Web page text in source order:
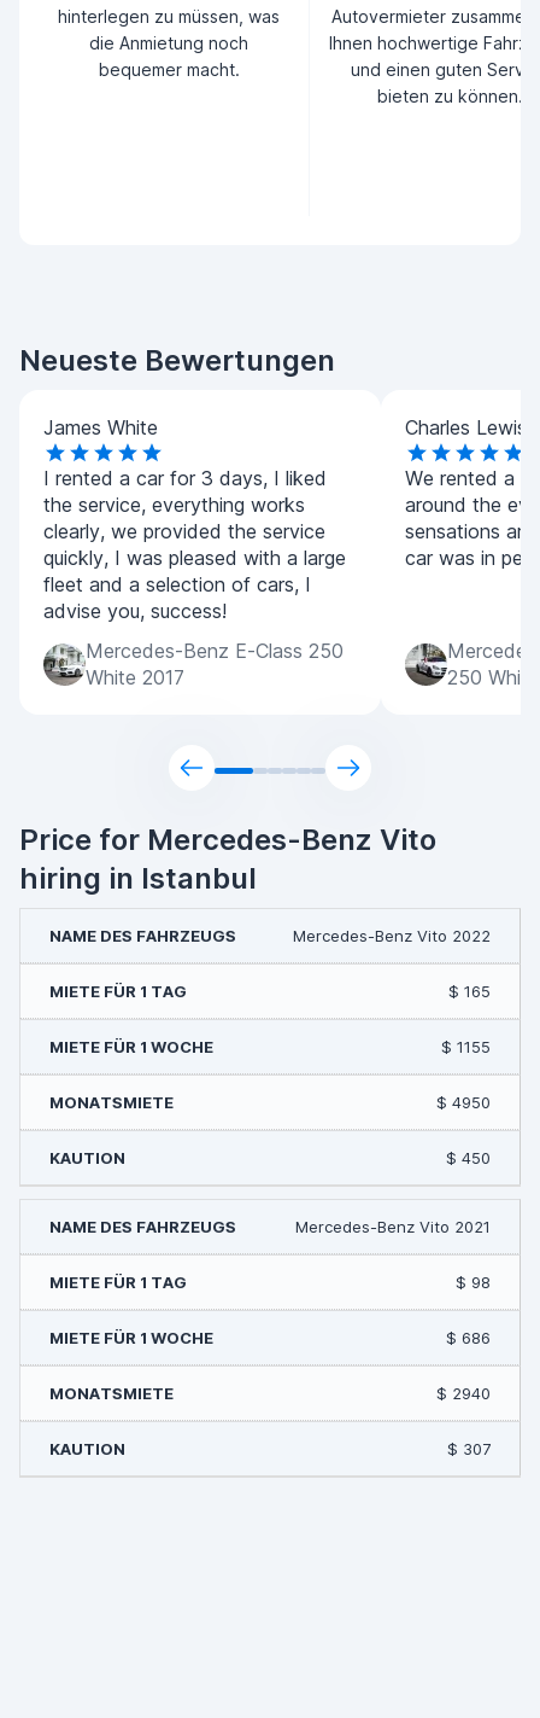
hinterlegen zu müssen, was
die Anmietung noch
bequemer macht.
Autovermieter
Ihnen hochwertige
und einen guten
bieten zu können.
Neueste Bewertungen
James White
I rented a car for 3 days, I liked
the service, everything works
clearly, we provided the service
quickly, I was pleased with a large
fleet and a selection of cars, I
advise you, success!
Mercedes-Benz E-Class 250
White 2017
Charles Lewis
We rented a
around the
sensations
car was in
250
Price for Mercedes-Benz Vito
hiring in Istanbul
Mercedes-Benz Vito 2022
$ 165
$ 1155
$ 4950
$ 450
Mercedes-Benz Vito 2021
$ 98
$ 686
$ 2940
$ 307